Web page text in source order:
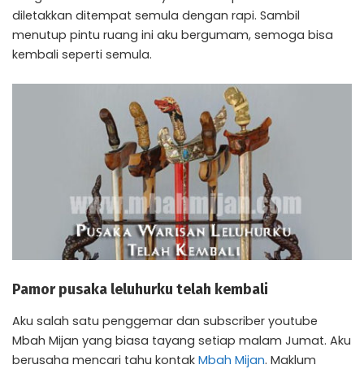
diletakkan ditempat semula dengan rapi. Sambil
menutup pintu ruang ini aku bergumam, semoga bisa
kembali seperti semula.
Pamor pusaka leluhurku telah kembali
Aku salah satu penggemar dan subscriber youtube
Mbah Mijan yang biasa tayang setiap malam Jumat. Aku
berusaha mencari tahu kontak Mbah Mijan. Maklum